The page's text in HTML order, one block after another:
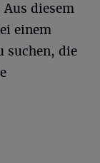
diesem
einem
suchen, die